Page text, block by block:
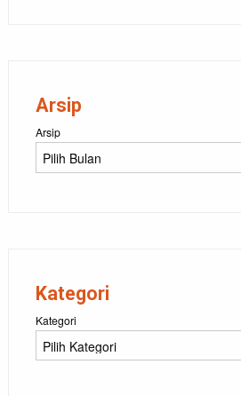
Arsip
Arsip
Kategori
Kategori